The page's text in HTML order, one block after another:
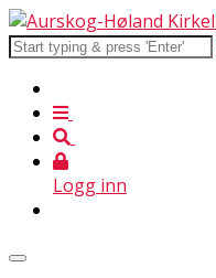
Logg inn